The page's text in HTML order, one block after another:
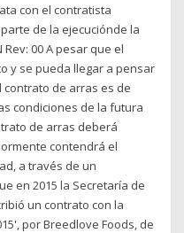
con el contratista
de la ejecuciónde la
Rev: 00 A pesar que el
y se pueda llegar a pensar
de arras es de
condiciones de la futura
de arras deberá
contendrá el
a través de un
en 2015 la Secretaría de
un contrato con la
por Breedlove Foods, de